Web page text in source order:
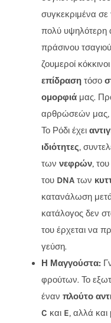
συγκεκριμένα σε
πολύ υψηλότερη
πράσινου
ζουμεροί
επίδραση τόσο
ομορφιά μας.
αρθρώσεών μας,
Το Ρόδι έχει
ιδιότητες,
των νεφρών, του
του DNA των
κατανάλωση
κατάλογος δεν
του έρχεται να
γεύση.
Η Μαγγούστα:
φρούτων. Το
έναν πλούτο
C και E, αλλά και